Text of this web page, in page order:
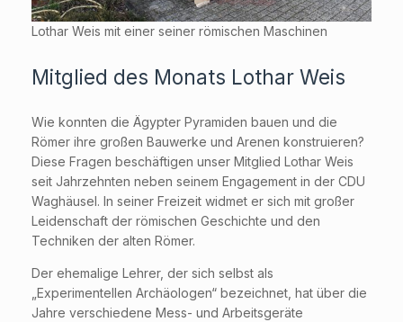
Lothar Weis mit einer seiner römischen Maschinen
Mitglied des Monats Lothar Weis
Wie konnten die Ägypter Pyramiden bauen und die
Römer ihre großen Bauwerke und Arenen konstruieren?
Diese Fragen beschäftigen unser Mitglied Lothar Weis
seit Jahrzehnten neben seinem Engagement in der CDU
Waghäusel. In seiner Freizeit widmet er sich mit großer
Leidenschaft der römischen Geschichte und den
Techniken der alten Römer.
Der ehemalige Lehrer, der sich selbst als
„Experimentellen Archäologen“ bezeichnet, hat über die
Jahre verschiedene Mess- und Arbeitsgeräte